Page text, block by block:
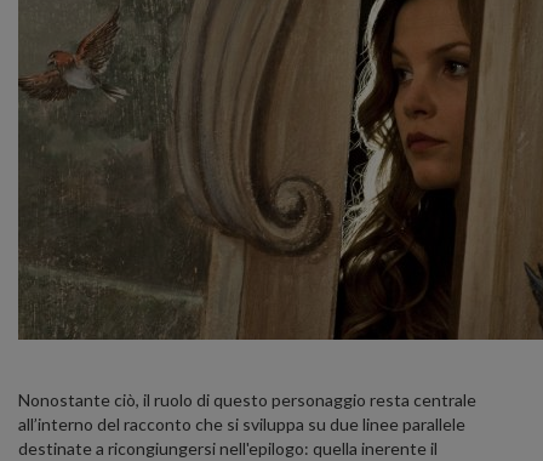
Nonostante ciò, il ruolo di questo personaggio resta centrale
all’interno del racconto che si sviluppa su due linee parallele
destinate a ricongiungersi nell'epilogo: quella inerente il